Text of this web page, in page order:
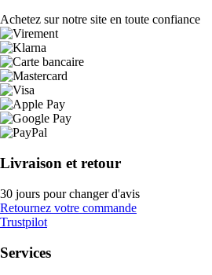
Achetez sur notre site en toute confiance
Livraison et retour
30 jours pour changer d'avis
Retournez votre commande
Trustpilot
Services